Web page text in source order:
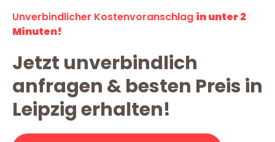
Unverbindlicher Kostenvoranschlag in unter 2
Minuten!
Jetzt unverbindlich
anfragen & besten Preis in
Leipzig erhalten!